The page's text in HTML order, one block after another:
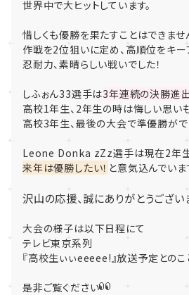
世界中で大ヒットしています。
惜しくも優勝を果たすことはできませ
作戦を2位狙いに定め、高順位をキー
忍耐力、素晴らしい戦いでした！
しふぉん33選手は3年連続の決勝進出
高校1年生、2年生の時は悔しい思い
高校3年生、最後の大会で準優勝がで
Leone Donka zZz選手は現在2年生
来年は優勝したい！ と意気込んでいま
沢山の応援、誠にありがとうござい
大会の様子は以下日程にて
テレビ東京系列
『高校生ぃぃeeeee!』放送予定とのこ
是非ご覧ください